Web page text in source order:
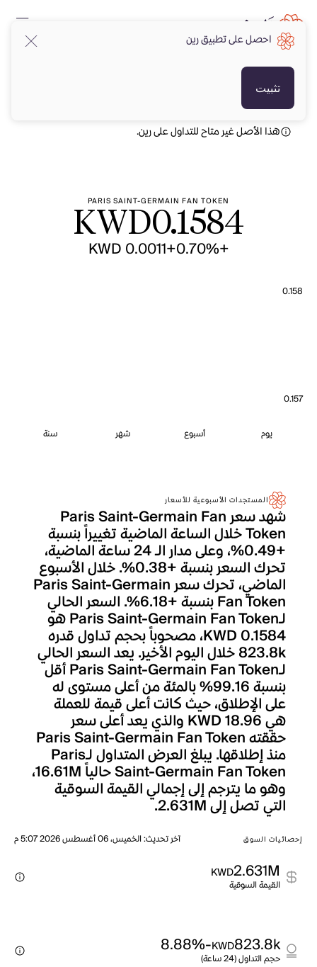
هذا الأصل غير متاح للتداول على رين.
PARIS SAINT-GERMAIN FAN TOKEN
KWD0.1584
+0.70%
+KWD 0.0011
0.158
0.157
يوم أسبوع شهر سنة
المستجدات الأسبوعية للأسعار
شهد سعر Paris Saint-Germain Fan
Token خلال الساعة الماضية تغييراً بنسبة
+0.49%، وعلى مدار الـ 24 ساعة الماضية،
تحرك السعر بنسبة +0.38%. خلال الأسبوع
الماضي، تحرك سعر Paris Saint-Germain
Fan Token بنسبة +6.18%. السعر الحالي
لـParis Saint-Germain Fan Token هو
KWD 0.1584، مصحوباً بحجم تداول قدره
823.8k خلال اليوم الأخير. يعد السعر الحالي
لـParis Saint-Germain Fan Token أقل
بنسبة 99.16% بالمئة من أعلى مستوى له
على الإطلاق، حيث كانت أعلى قيمة للعملة
هي KWD 18.96 والذي يعد أعلى سعر
حققته Paris Saint-Germain Fan Token
منذ إطلاقها. يبلغ العرض المتداول لـParis
Saint-Germain Fan Token حالياً 16.61M،
وهو ما يترجم إلى إجمالي القيمة السوقية
التي تصل إلى 2.631M.
إحصائيات السوق آخر تحديث:الخميس، 06 أغسطس 2026 5:07 م
2.631M
KWD
القيمة السوقية
823.8k
KWD
-8.88%
حجم التداول (24 ساعة)
احصل على تطبيق رين
تثبيت